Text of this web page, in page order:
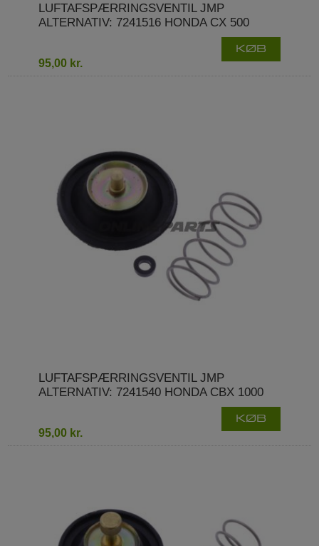
LUFTAFSPÆRRINGSVENTIL JMP
ALTERNATIV: 7241516 HONDA CX 500
95,00 kr.
KØB
LUFTAFSPÆRRINGSVENTIL JMP
ALTERNATIV: 7241540 HONDA CBX 1000
95,00 kr.
KØB